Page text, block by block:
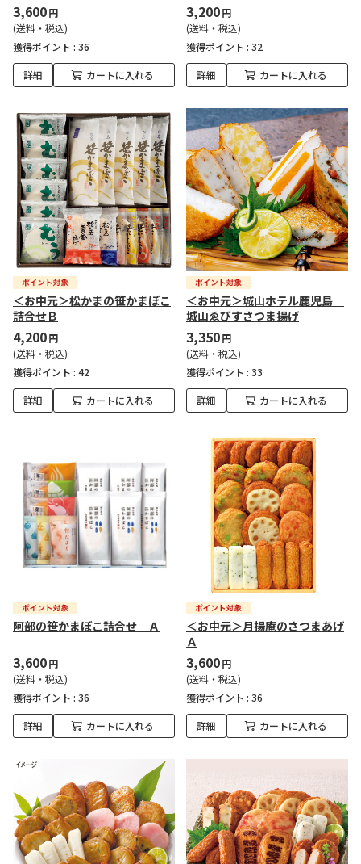
3,600円
(送料・税込)
獲得ポイント : 36
詳細 カートに入れる
3,200円
(送料・税込)
獲得ポイント : 32
詳細 カートに入れる
＜お中元＞松かまの笹かまぼこ
詰合せＢ
4,200円
(送料・税込)
獲得ポイント : 42
詳細 カートに入れる
＜お中元＞城山ホテル鹿児島
城山ゑびすさつま揚げ
3,350円
(送料・税込)
獲得ポイント : 33
詳細 カートに入れる
阿部の笹かまぼこ詰合せ Ａ
3,600円
(送料・税込)
獲得ポイント : 36
詳細 カートに入れる
＜お中元＞月揚庵のさつまあげ
Ａ
3,600円
(送料・税込)
獲得ポイント : 36
詳細 カートに入れる